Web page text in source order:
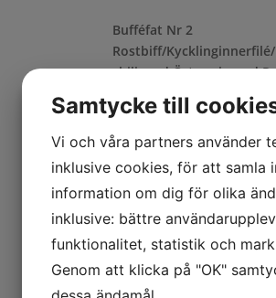
Bufféfat Nr 2
Rostbiff/
chili med Örtmarinerad
Penne örtmarinerad(Pasta
vatten), marinad (vatten,
vitvinsvinäger, äppeljuice,
Samtycke till
Vi och våra partners använder
inklusive cookies, för att samla
information om dig för olika
inklusive: bättre
funktionalitet, statistik och
Genom att klicka på "OK"